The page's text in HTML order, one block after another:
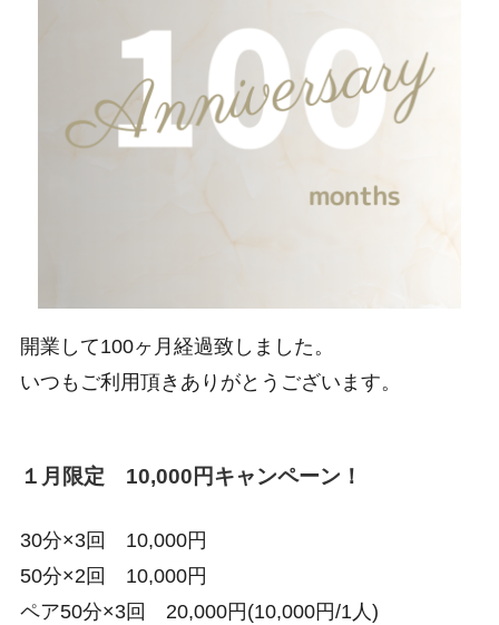
開業して100ヶ月経過致しました。
いつもご利用頂きありがとうございます。
１月限定 10,000円キャンペーン！
30分×3回 10,000円
50分×2回 10,000円
ペア50分×3回 20,000円(10,000円/1人)